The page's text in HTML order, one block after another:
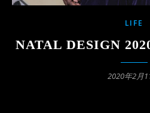
LIFE
NATAL DESIGN
2020年2月